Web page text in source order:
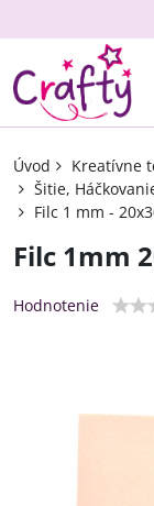
Úvod
Kreatívne
Šitie,
Filc 1 mm -
Filc 1mm
Hodnotenie